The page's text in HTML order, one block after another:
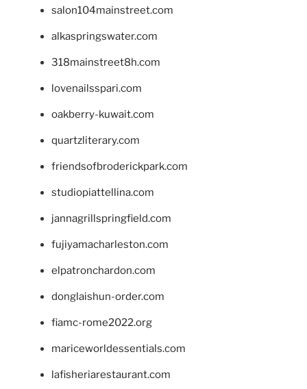
salon104mainstreet.com
alkaspringswater.com
318mainstreet8h.com
lovenailsspari.com
oakberry-kuwait.com
quartzliterary.com
friendsofbroderickpark.com
studiopiattellina.com
jannagrillspringfield.com
fujiyamacharleston.com
elpatronchardon.com
donglaishun-order.com
fiamc-rome2022.org
mariceworldessentials.com
lafisheriarestaurant.com